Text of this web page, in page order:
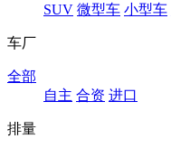
SUV 微型车 小型车
车厂
全部
自主 合资 进口
排量